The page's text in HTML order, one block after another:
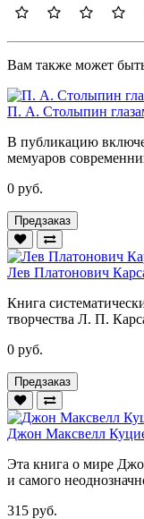
Вам также может
П. А. Столыпин
В публикацию
мемуаров
0 руб.
Предзаказ
Лев Платонович
Книга
творчества Л. П.
0 руб.
Предзаказ
Джон Максвелл
Эта книга о мире
и самого
315 руб.